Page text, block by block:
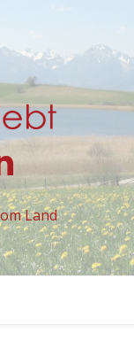
Land